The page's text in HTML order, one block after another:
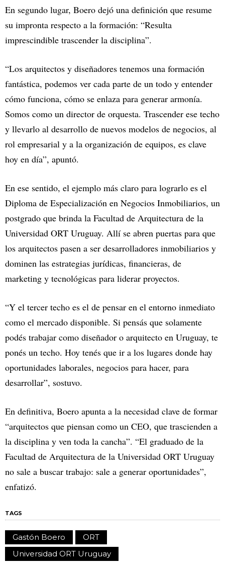
En segundo lugar, Boero dejó una definición que resume
su impronta respecto a la formación: “Resulta
imprescindible trascender la disciplina”.
“Los arquitectos y diseñadores tenemos una formación
fantástica, podemos ver cada parte de un todo y entender
cómo funciona, cómo se enlaza para generar armonía.
Somos como un director de orquesta. Trascender ese techo
y llevarlo al desarrollo de nuevos modelos de negocios, al
rol empresarial y a la organización de equipos, es clave
hoy en día”, apuntó.
En ese sentido, el ejemplo más claro para lograrlo es el
Diploma de Especialización en Negocios Inmobiliarios, un
postgrado que brinda la Facultad de Arquitectura de la
Universidad ORT Uruguay. Allí se abren puertas para que
los arquitectos pasen a ser desarrolladores inmobiliarios y
dominen las estrategias jurídicas, financieras, de
marketing y tecnológicas para liderar proyectos.
“Y el tercer techo es el de pensar en el entorno inmediato
como el mercado disponible. Si pensás que solamente
podés trabajar como diseñador o arquitecto en Uruguay, te
ponés un techo. Hoy tenés que ir a los lugares donde hay
oportunidades laborales, negocios para hacer, para
desarrollar”, sostuvo.
En definitiva, Boero apunta a la necesidad clave de formar
“arquitectos que piensan como un CEO, que trascienden a
la disciplina y ven toda la cancha”. “El graduado de la
Facultad de Arquitectura de la Universidad ORT Uruguay
no sale a buscar trabajo: sale a generar oportunidades”,
enfatizó.
TAGS
Gastón Boero
ORT
Universidad ORT Uruguay